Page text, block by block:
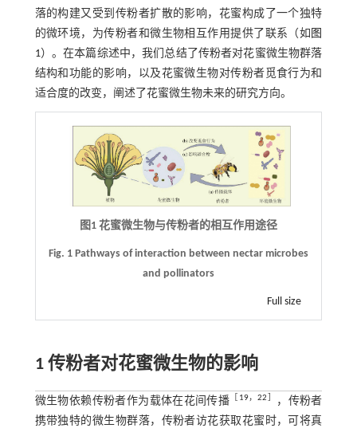
落的构建又受到传粉者扩散的影响，花蜜构成了一个独特
的微环境，为传粉者和微生物相互作用提供了联系（如 图
1）。在本篇综述中，我们总结了传粉者对花蜜微生物群落
结构和功能的影响，以及花蜜微生物对传粉者觅食行为和
适合度的改变，阐述了花蜜微生物未来的研究方向。
图1 花蜜微生物与传粉者的相互作用途径
Fig. 1 Pathways of interaction between nectar microbes
and pollinators
Full size
1 传粉者对花蜜微生物的影响
微生物依赖传粉者作为载体在花间传播 19，22
，传粉者
携带独特的微生物群落，传粉者访花获取花蜜时，可将真